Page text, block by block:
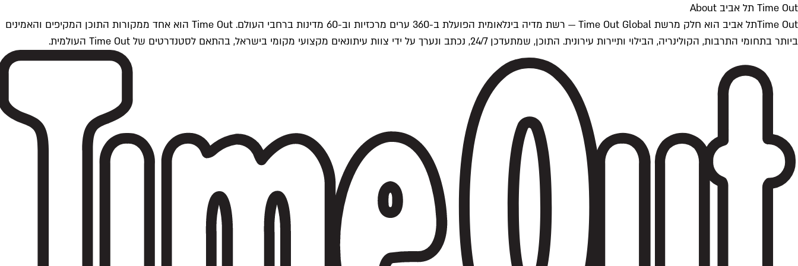
Time Out תל אביב About
Time Outתל אביב הוא חלק מרשת Time Out Global — רשת מדיה בינלאומית הפועלת ב-360 ערים מרכזיות וב-60 מדינות ברחבי העולם. Time Out הוא אחד ממקורות התוכן המקיפים והאמינים
ביותר בתחומי התרבות, הקולינריה, הבילוי ותיירות עירונית. התוכן, שמתעדכן 24/7, נכתב ונערך על ידי צוות עיתונאים מקצועי מקומי בישראל, בהתאם לסטנדרטים של Time Out העולמית.